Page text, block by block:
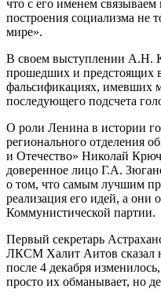
что с его именем
построения социализма не
мире».
В своем выступлении А.Н.
прошедших и предстоящих
фальсификациях, имевших
последующего подсчета
О роли Ленина в истории
регионального отделения
и Отечество» Николай
доверенное лицо Г.А.
о том, что самым лучшим
реализация его идей, а
Коммунистической партии.
Первый секретарь
ЛКСМ Халит Аитов сказал
после 4 декабря
просто их обманывает, но